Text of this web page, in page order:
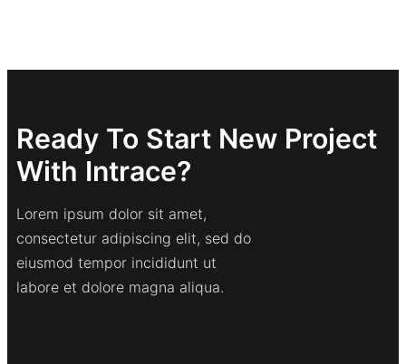
Ready To Start New Project
With Intrace?
Lorem ipsum dolor sit amet,
consectetur adipiscing elit, sed do
eiusmod tempor incididunt ut
labore et dolore magna aliqua.